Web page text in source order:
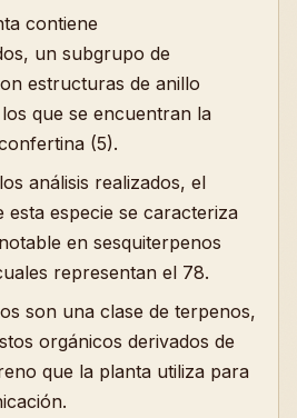
contiene
un subgrupo de
estructuras de anillo
que se encuentran la
(5).
análisis realizados, el
esta especie se caracteriza
en sesquiterpenos
representan el 78.
son una clase de terpenos,
orgánicos derivados de
que la planta utiliza para